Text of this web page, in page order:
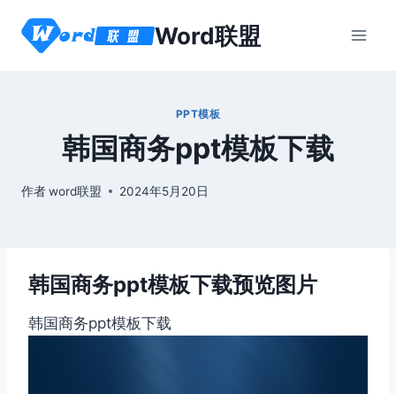
Word联盟
PPT模板
韩国商务ppt模板下载
作者word联盟 2024年5月20日
韩国商务ppt模板下载预览图片
韩国商务ppt模板下载